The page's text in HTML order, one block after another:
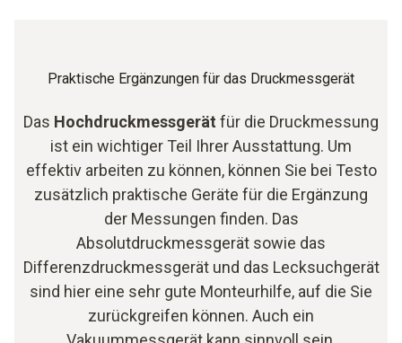
Praktische Ergänzungen für das Druckmessgerät
Das Hochdruckmessgerät für die Druckmessung
ist ein wichtiger Teil Ihrer Ausstattung. Um
effektiv arbeiten zu können, können Sie bei Testo
zusätzlich praktische Geräte für die Ergänzung
der Messungen finden. Das
Absolutdruckmessgerät sowie das
Differenzdruckmessgerät und das Lecksuchgerät
sind hier eine sehr gute Monteurhilfe, auf die Sie
zurückgreifen können. Auch ein